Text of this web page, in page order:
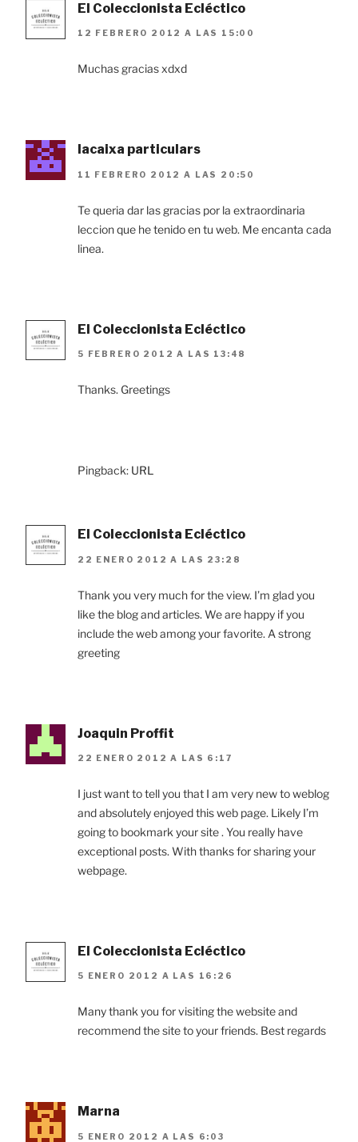
El Coleccionista Ecléctico
12 FEBRERO 2012 A LAS 15:00
Muchas gracias xdxd
lacaixa particulars
11 FEBRERO 2012 A LAS 20:50
Te queria dar las gracias por la extraordinaria
leccion que he tenido en tu web. Me encanta cada
linea.
El Coleccionista Ecléctico
5 FEBRERO 2012 A LAS 13:48
Thanks. Greetings
Pingback: URL
El Coleccionista Ecléctico
22 ENERO 2012 A LAS 23:28
Thank you very much for the view. I’m glad you
like the blog and articles. We are happy if you
include the web among your favorite. A strong
greeting
Joaquin Proffit
22 ENERO 2012 A LAS 6:17
I just want to tell you that I am very new to weblog
and absolutely enjoyed this web page. Likely I’m
going to bookmark your site . You really have
exceptional posts. With thanks for sharing your
webpage.
El Coleccionista Ecléctico
5 ENERO 2012 A LAS 16:26
Many thank you for visiting the website and
recommend the site to your friends. Best regards
Marna
5 ENERO 2012 A LAS 6:03